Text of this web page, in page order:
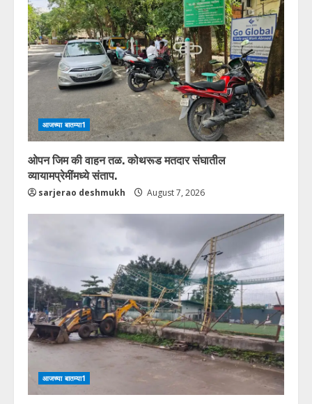
आजच्या बातम्या1
ओपन जिम की वाहन तळ. कोथरूड मतदार संघातील
व्यायामप्रेमींमध्ये संताप.
sarjerao deshmukh August 7, 2026
आजच्या बातम्या1